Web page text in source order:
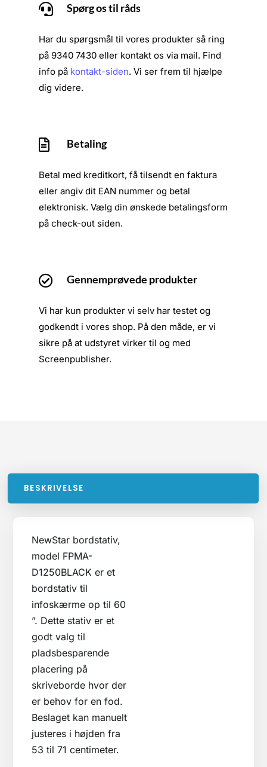
 Spørg os til råds
Har du spørgsmål til vores produkter så ring
på 9340 7430 eller kontakt os via mail. Find
info på kontakt-siden. Vi ser frem til hjælpe
dig videre.
 Betaling
Betal med kreditkort, få tilsendt en faktura
eller angiv dit EAN nummer og betal
elektronisk. Vælg din ønskede betalingsform
på check-out siden.
 Gennemprøvede produkter
Vi har kun produkter vi selv har testet og
godkendt i vores shop. På den måde, er vi
sikre på at udstyret virker til og med
Screenpublisher.
BESKRIVELSE
NewStar bordstativ,
model FPMA-
D1250BLACK er et
bordstativ til
infoskærme op til 60
”. Dette stativ er et
godt valg til
pladsbesparende
placering på
skriveborde hvor der
er behov for en fod.
Beslaget kan manuelt
justeres i højden fra
53 til 71 centimeter.